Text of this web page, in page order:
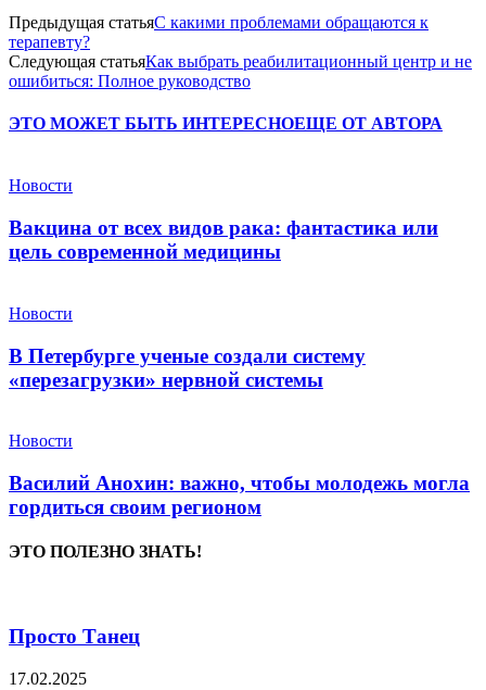
Предыдущая статьяС какими проблемами обращаются к
терапевту?
Следующая статьяКак выбрать реабилитационный центр и не
ошибиться: Полное руководство
ЭТО МОЖЕТ БЫТЬ ИНТЕРЕСНОЕЩЕ ОТ АВТОРА
Новости
Вакцина от всех видов рака: фантастика или
цель современной медицины
Новости
В Петербурге ученые создали систему
«перезагрузки» нервной системы
Новости
Василий Анохин: важно, чтобы молодежь могла
гордиться своим регионом
ЭТО ПОЛЕЗНО ЗНАТЬ!
Просто Танец
17.02.2025